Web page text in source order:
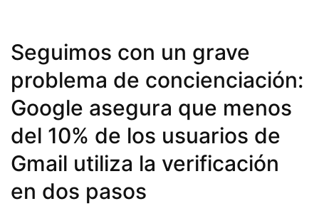
Seguimos con un grave
problema de concienciación:
Google asegura que menos
del 10% de los usuarios de
Gmail utiliza la verificación
en dos pasos